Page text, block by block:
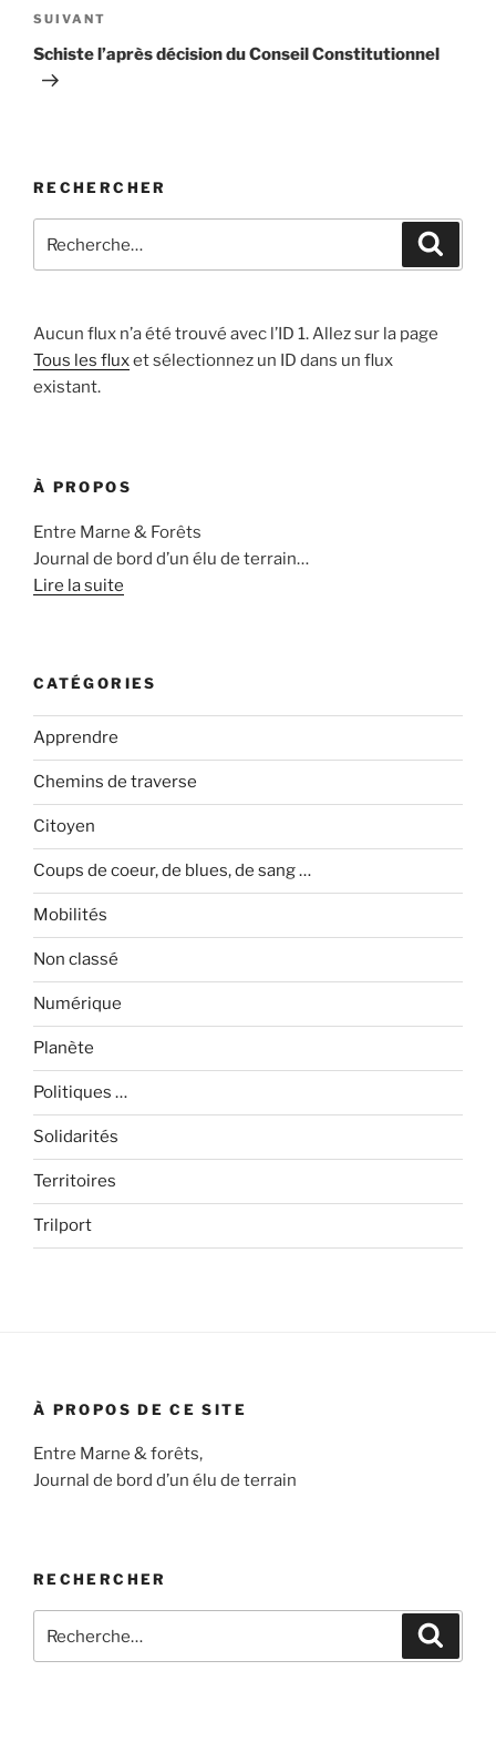
Article
suivant
SUIVANT
Schiste l’après décision du Conseil Constitutionnel
RECHERCHER
pour
Aucun flux n’a été trouvé avec l’ID 1. Allez sur la page
Tous les fluxet sélectionnez un ID dans un flux
existant.
À PROPOS
Entre Marne & Forêts
Journal de bord d’un élu de terrain…
Lire la suite
CATÉGORIES
Apprendre
Chemins de traverse
Citoyen
Coups de coeur, de blues, de sang …
Mobilités
Non classé
Numérique
Planète
Politiques …
Solidarités
Territoires
Trilport
À PROPOS DE CE SITE
Entre Marne & forêts,
Journal de bord d’un élu de terrain
RECHERCHER
pour